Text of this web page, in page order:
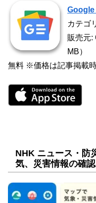
Google
カテゴ
販売元:
MB）
無料 ※価格は記事掲載時
NHK ニュース・防
気、災害情報の確認